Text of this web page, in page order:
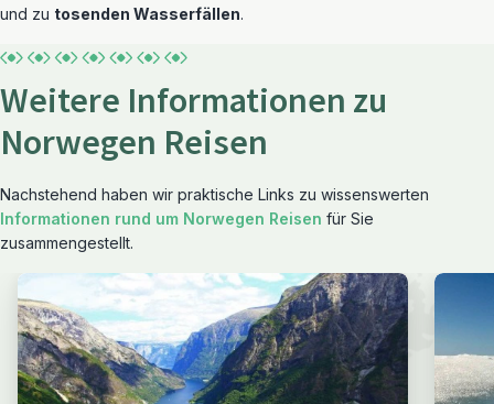
und zu tosenden Wasserfällen.
Weitere Informationen zu
Norwegen Reisen
Nachstehend haben wir praktische Links zu wissenswerten
Informationen rund um Norwegen Reisen für Sie
zusammengestellt.